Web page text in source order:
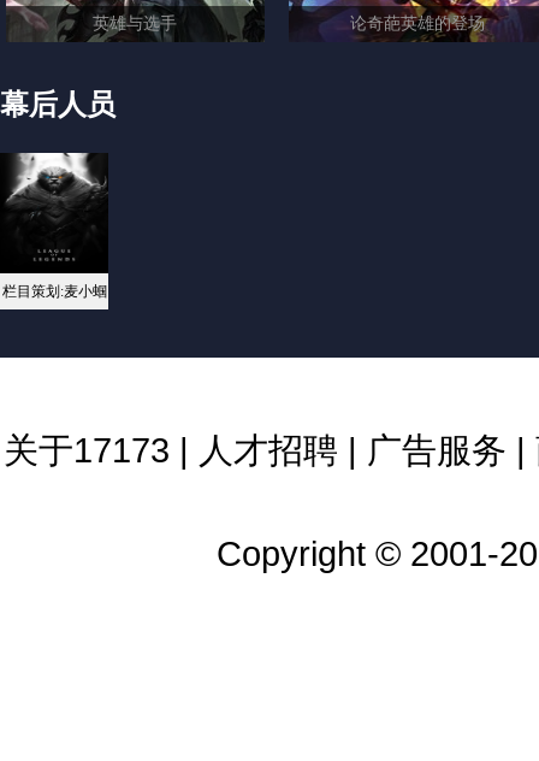
英雄与选手 论奇葩英雄的登场
幕后人员
栏目策划:麦小蝈
关于17173 | 人才招聘 | 广告服务 |
Copyright © 2001-